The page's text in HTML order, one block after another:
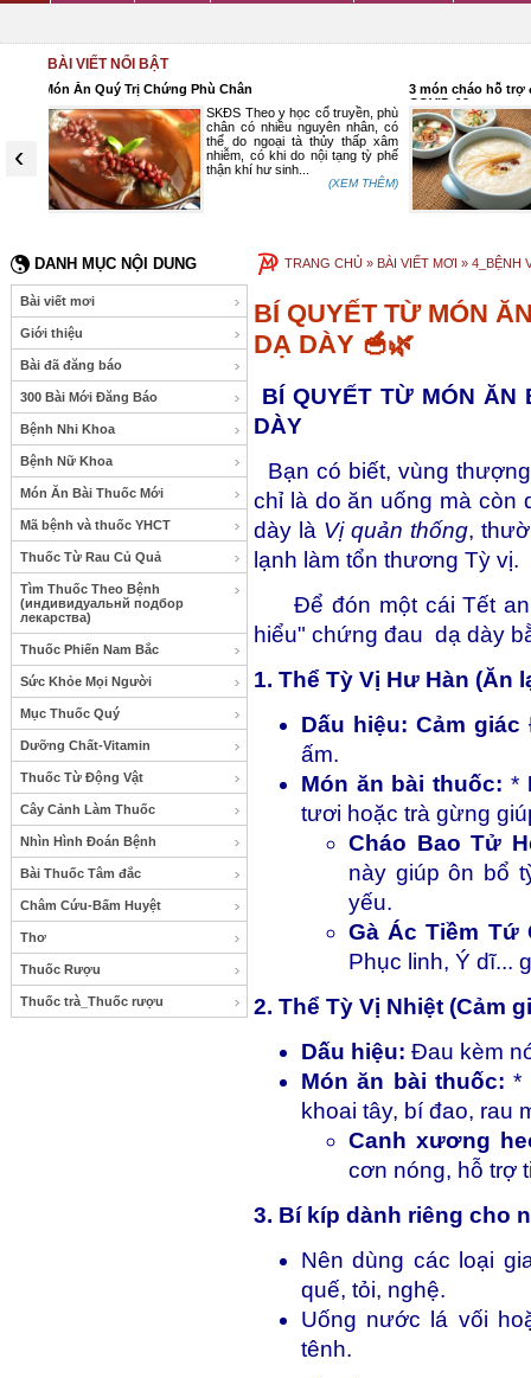
BÀI VIẾT NỔI BẬT
‹
phù
có
xâm
tỳ phế
THÊM)
3 món cháo hỗ trợ điều trị “ôn bệnh”, giảm triệu chứng
Suckhoedoisong.vn - Theo Đông
y, ôn dịch lây nhiễm qua đường
hô hấp phần nhiều do phong ôn
và xuân ôn. Đặc điểm chung “ôn
dịch” là dễ lây lan...
(XEM THÊM)
CÁCH PHÒNG
DANH MỤC NỘI DUNG
Bài viết mơi
Giới thiệu
Bài đã đăng báo
300 Bài Mới Đăng Báo
Bệnh Nhi Khoa
Bệnh Nữ Khoa
Món Ăn Bài Thuốc Mới
Mã bệnh và thuốc YHCT
Thuốc Từ Rau Củ Quả
Tìm Thuốc Theo Bệnh
(индивидуальнй подбор
лекарства)
Thuốc Phiến Nam Bắc
Sức Khỏe Mọi Người
Mục Thuốc Quý
Dưỡng Chất-Vitamin
Thuốc Từ Động Vật
Cây Cảnh Làm Thuốc
Nhìn Hình Đoán Bệnh
Bài Thuốc Tâm đắc
Châm Cứu-Bấm Huyệt
Thơ
Thuốc Rượu
Thuốc trà_Thuốc rượu
TRANG CHỦ » BÀI VIẾT MƠI » 4_BỆNH
BÍ QUYẾT TỪ MÓN
DẠ DÀY 🥣🌿
BÍ QUYẾT TỪ MÓN ĂN
DÀY
Bạn có biết, vùng
chỉ là do ăn uống mà còn
dày là Vị quản thống,
lạnh làm tổn thương Tỳ vị.
Để đón một cái Tết an
hiểu" chứng đau dạ dày
1. Thể Tỳ Vị Hư Hàn (Ăn
Dấu hiệu: Cảm giác
ấm.
Món ăn bài thuốc: *
tươi hoặc trà gừng
Cháo Bao Tử
này giúp ôn bổ
yếu.
Gà Ác Tiềm Tứ
Phục linh, Ý dĩ...
2. Thể Tỳ Vị Nhiệt (Cảm
Dấu hiệu: Đau kèm
Món ăn bài thuốc: *
khoai tây, bí đao, rau
Canh xương
cơn nóng, hỗ trợ
3. Bí kíp dành riêng cho
Nên dùng các loại
quế, tỏi, nghệ.
Uống nước lá vối
tênh.